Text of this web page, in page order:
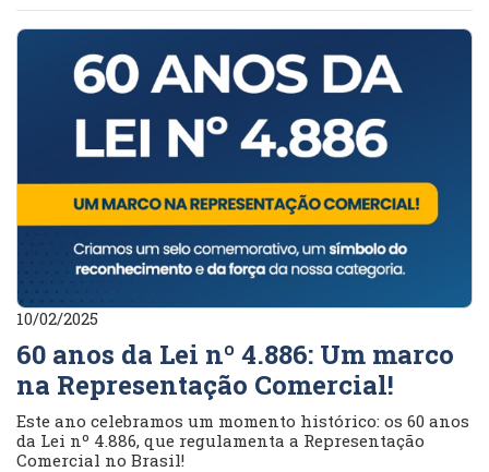
10/02/2025
60 anos da Lei nº 4.886: Um marco
na Representação Comercial!
Este ano celebramos um momento histórico: os 60 anos
da Lei nº 4.886, que regulamenta a Representação
Comercial no Brasil!